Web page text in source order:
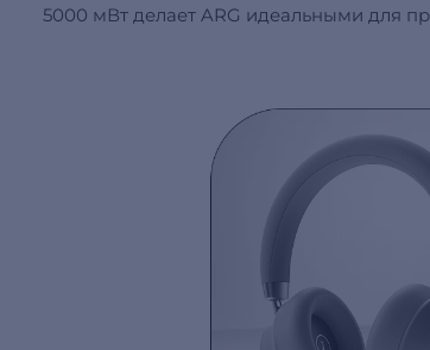
5000 мВт делает ARG идеальными для